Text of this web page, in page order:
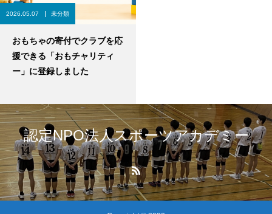
2026.05.07 未分類
おもちゃの寄付でクラブを応
援できる「おもチャリティ
ー」に登録しました
認定NPO法人スポーツアカデミー